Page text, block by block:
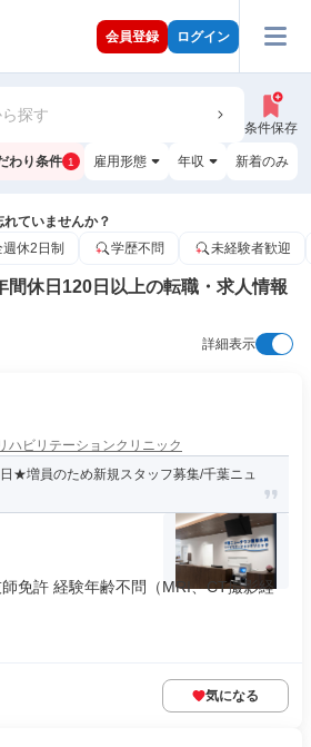
会員登録 ログイン
探す
条件保存
わり条件 1 雇用形態 年収 新着のみ
ていませんか？
休2日制 学歴不問 未経験者歓迎
間休日120日以上の転職・求人情報
詳細表示
ハビリテーションクリニック
★増員のため新規スタッフ募集/千葉ニュ
免許 経験年齢不問（MRI、CT撮影経
気になる